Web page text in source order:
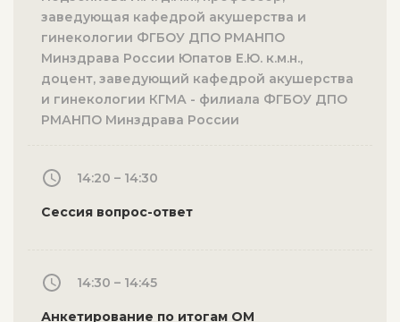
заведующая кафедрой акушерства и
гинекологии ФГБОУ ДПО РМАНПО
Минздрава России Юпатов Е.Ю. к.м.н.,
доцент, заведующий кафедрой акушерства
и гинекологии КГМА - филиала ФГБОУ ДПО
РМАНПО Минздрава России
14:20 – 14:30
Сессия вопрос-ответ
14:30 – 14:45
Анкетирование по итогам ОМ